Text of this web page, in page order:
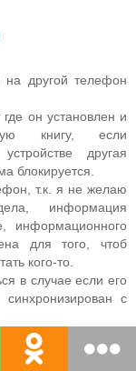
на другой телефон
он установлен и
книгу, если
другая
блокируется.
т.к. я не желаю
информация
информационного
для того, чтоб
кого-то.
в случае если его
с
в WhatsApp